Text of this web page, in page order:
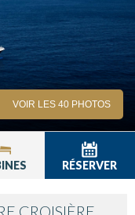
VOIR LES 40 PHOTOS
RÉSERVER
CROISIÈRE